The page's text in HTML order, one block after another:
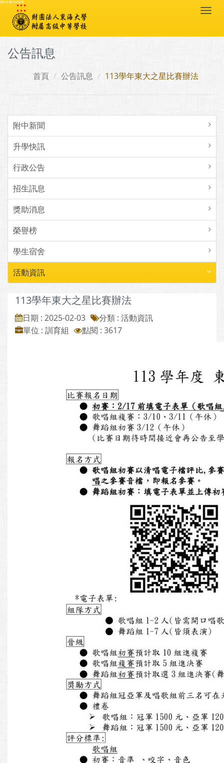
跳到主要內容區塊
:::
公告訊息
首頁 公告訊息 113學年東大之星比賽辦法
附中新聞
升學快訊
行政公告
招生訊息
獎助消息
榮譽榜
學生宿舍
活動資訊
113學年東大之星比賽辦法
日期 : 2025-02-03
分類 : 活動資訊
單位 : 訓育組
點閱 : 3617